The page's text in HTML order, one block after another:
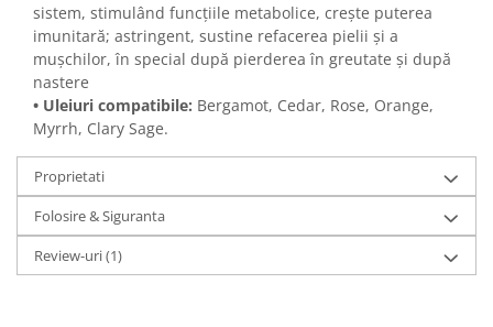
sistem, stimulând funcțiile metabolice, crește puterea
imunitară; astringent, sustine refacerea pielii și a
mușchilor, în special după pierderea în greutate și după
nastere
• Uleiuri compatibile: Bergamot, Cedar, Rose, Orange,
Myrrh, Clary Sage.
Proprietati
Folosire & Siguranta
Review-uri(1)